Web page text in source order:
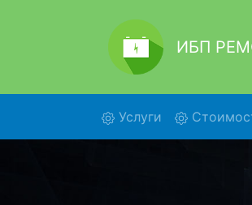
ИБП
Услуги (current)